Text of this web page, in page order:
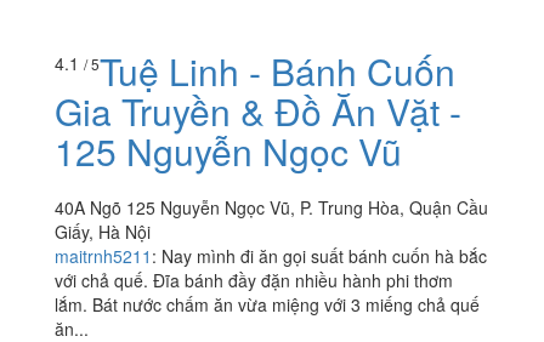
4.1 / 5Tuệ Linh - Bánh Cuốn
Gia Truyền & Đồ Ăn Vặt -
125 Nguyễn Ngọc Vũ
40A Ngõ 125 Nguyễn Ngọc Vũ, P. Trung Hòa, Quận Cầu
Giấy, Hà Nội
maitrnh5211 : Nay mình đi ăn gọi suất bánh cuốn hà bắc
với chả quế. Đĩa bánh đầy đặn nhiều hành phi thơm
lắm. Bát nước chấm ăn vừa miệng với 3 miếng chả quế
ăn...